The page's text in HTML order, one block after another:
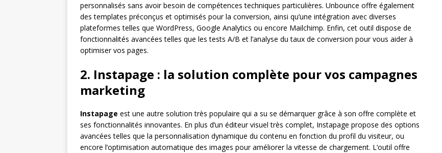
personnalisés sans avoir besoin de compétences techniques particulières. Unbounce offre également
des templates préconçus et optimisés pour la conversion, ainsi qu’une intégration avec diverses
plateformes telles que WordPress, Google Analytics ou encore Mailchimp. Enfin, cet outil dispose de
fonctionnalités avancées telles que les tests A/B et l’analyse du taux de conversion pour vous aider à
optimiser vos pages.
2. Instapage : la solution complète pour vos campagnes
marketing
Instapage est une autre solution très populaire qui a su se démarquer grâce à son offre complète et
ses fonctionnalités innovantes. En plus d’un éditeur visuel très complet, Instapage propose des options
avancées telles que la personnalisation dynamique du contenu en fonction du profil du visiteur, ou
encore l’optimisation automatique des images pour améliorer la vitesse de chargement. L’outil offre